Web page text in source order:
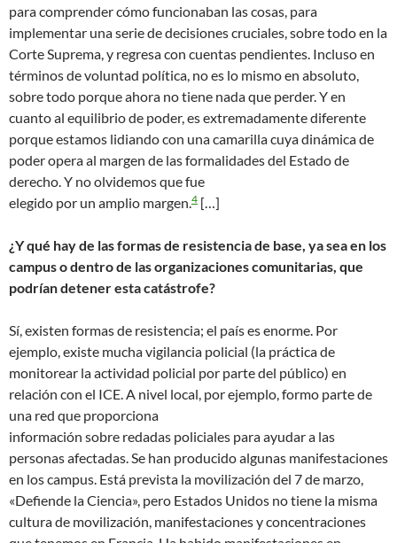
para comprender cómo funcionaban las cosas, para
implementar una serie de decisiones cruciales, sobre todo en la
Corte Suprema, y regresa con cuentas pendientes. Incluso en
términos de voluntad política, no es lo mismo en absoluto,
sobre todo porque ahora no tiene nada que perder. Y en
cuanto al equilibrio de poder, es extremadamente diferente
porque estamos lidiando con una camarilla cuya dinámica de
poder opera al margen de las formalidades del Estado de
derecho. Y no olvidemos que fue
elegido por un amplio margen.4 […]
¿Y qué hay de las formas de resistencia de base, ya sea en los
campus o dentro de las organizaciones comunitarias, que
podrían detener esta catástrofe?
Sí, existen formas de resistencia; el país es enorme. Por
ejemplo, existe mucha vigilancia policial (la práctica de
monitorear la actividad policial por parte del público) en
relación con el ICE. A nivel local, por ejemplo, formo parte de
una red que proporciona
información sobre redadas policiales para ayudar a las
personas afectadas. Se han producido algunas manifestaciones
en los campus. Está prevista la movilización del 7 de marzo,
«Defiende la Ciencia», pero Estados Unidos no tiene la misma
cultura de movilización, manifestaciones y concentraciones